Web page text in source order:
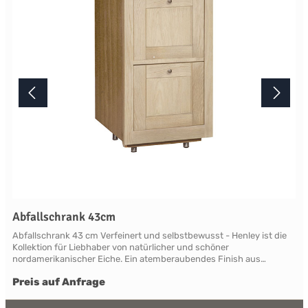
Terminabsprache persönlich in unserem Showroom.
Abfallschrank 43cm
Abfallschrank 43 cm Verfeinert und selbstbewusst - Henley ist die
Kollektion für Liebhaber von natürlicher und schöner
nordamerikanischer Eiche. Ein atemberaubendes Finish aus
modernen Mainstream abhebt. Die Eiche ist so gut geschützt und
Preis auf Anfrage